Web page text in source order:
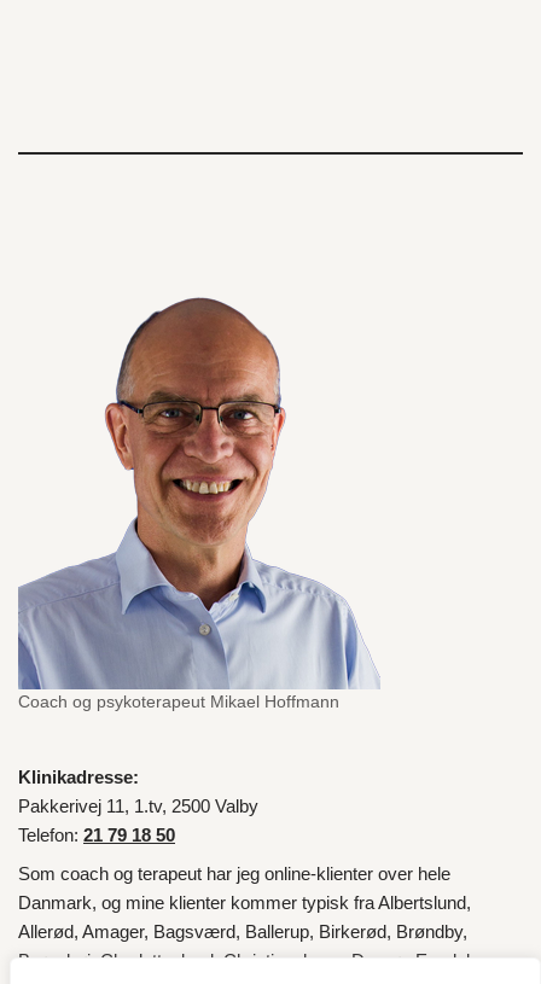
Coach og psykoterapeut Mikael Hoffmann
Klinikadresse:
Pakkerivej 11, 1.tv, 2500 Valby
Telefon: 21 79 18 50
Som coach og terapeut har jeg online-klienter over hele
Danmark, og mine klienter kommer typisk fraAlbertslund,
Allerød, Amager, Bagsværd, Ballerup, Birkerød, Brøndby,
Brønshøj,Charlottenlund,Christianshavn,Dragør,Egedal,